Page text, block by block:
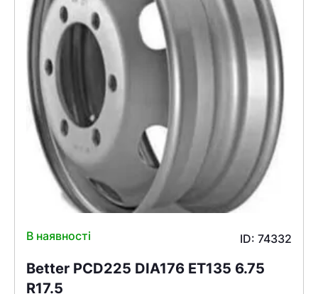
В наявності ID: 74332
Better PCD225 DIA176 ET135 6.75
R17.5